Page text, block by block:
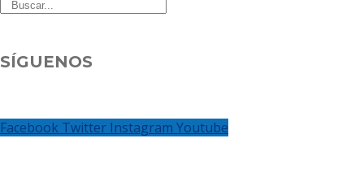
SÍGUENOS
Facebook Twitter Instagram Youtube